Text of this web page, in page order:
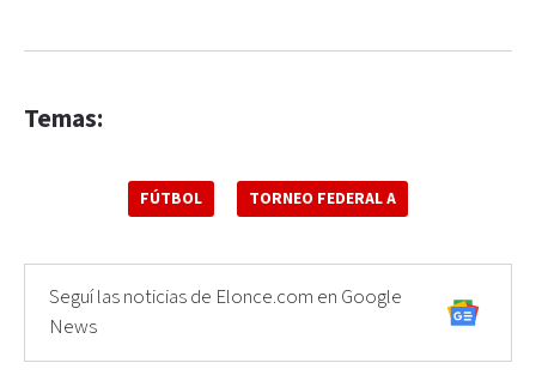
Temas:
FÚTBOL TORNEO FEDERAL A
Seguí las noticias de Elonce.com en Google
News